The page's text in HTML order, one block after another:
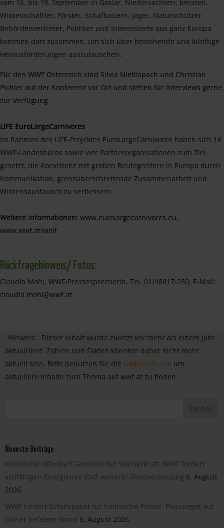
vom 16. bis 19. September in Goslar, Niedersachsen, beraten.
Wissenschaftler, Förster, Schafbauern, Jäger, Naturschützer,
Behördenvertreter, Politiker und Interessierte aus ganz Europa
kommen dort zusammen, um sich über bestehende und künftige
Herausforderungen auszutauschen.
Für den WWF Österreich sind Silvia Nietlispach und Christian
Pichler auf der Konferenz vor Ort und stehen für Interviews gerne
zur Verfügung.
LIFE EuroLargeCarnivores
Im Rahmen des LIFE-Projektes EuroLargeCarnivores haben sich 16
WWF-Landesbüros sowie vier Partnerorganisationen zum Ziel
gesetzt, die Koexistenz mit großen Beutegreifern in Europa durch
Kommunikation, grenzüberschreitende Zusammenarbeit und
Wissensaustausch zu verbessern.
Weitere Informationen: www.eurolargecarnivores.eu,
www.wwf.at/wolf
Rückfragehinweis/ Fotos:
Claudia Mohl, WWF-Pressesprecherin, Tel. 01/48817-250, E-Mail:
claudia.mohl@wwf.at
Hinweis:
Dieser Inhalt wurde zuletzt vor mehr als einem Jahr
aktualisiert. Zahlen und Fakten könnten daher nicht mehr
aktuell sein. Bitte benutzen Sie die Globale Suche um
aktuellere Inhalte zum Thema auf wwf.at zu finden.
Neueste Beiträge
Klimakrise offenbart Grenzen der Wasserkraft: WWF fordert
vielfältigen Energiemix statt weiterer Flussverbauung 6. August
2026
WWF fordert Schutzpaket für heimische Flüsse: Flusspegel auf
bisher tiefstem Stand 5. August 2026